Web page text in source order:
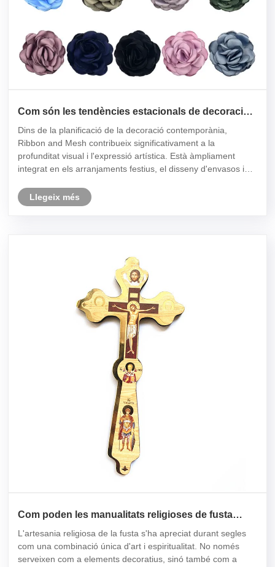
Com són les tendències estacionals de decoració
Dins de la planificació de la decoració contemporània,
Ribbon and Mesh contribueix significativament a la
profunditat visual i l'expressió artística. Està àmpliament
integrat en els arranjaments festius, el disseny d'envasos i
creadors ......
Llegeix més
Com poden les manualitats religioses de fusta
L'artesania religiosa de la fusta s'ha apreciat durant segles
com una combinació única d'art i espiritualitat. No només
serveixen com a elements decoratius, sinó també com a